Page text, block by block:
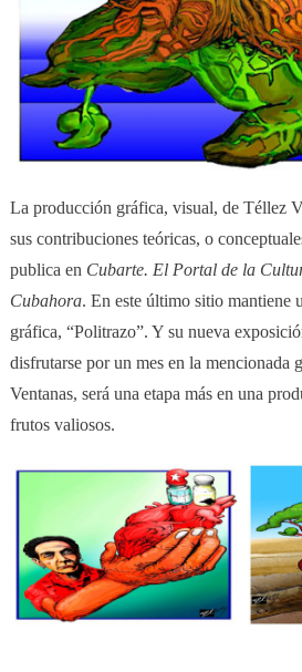
La producción gráfica, visual, de Téllez
sus contribuciones teóricas, o
publica en Cubarte. El Portal de la
Cubahora. En este último sitio mantiene
gráfica, “Politrazo”. Y su nueva
disfrutarse por un mes en la mencionada
Ventanas, será una etapa más en una
frutos valiosos.